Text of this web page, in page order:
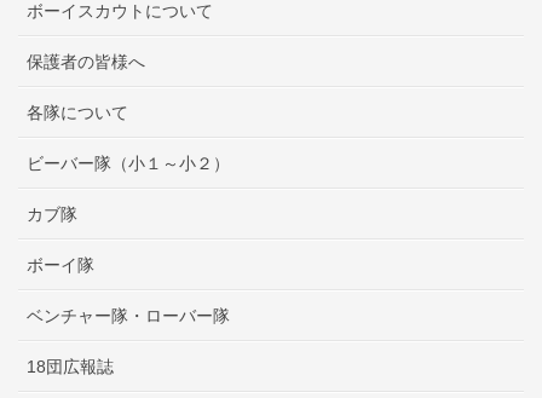
ボーイスカウトについて
保護者の皆様へ
各隊について
ビーバー隊（小１～小２）
カブ隊
ボーイ隊
ベンチャー隊・ローバー隊
18団広報誌